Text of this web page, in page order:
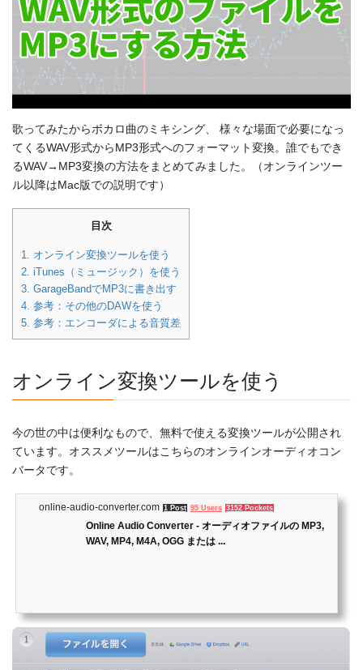
歌ってみたからボカロ曲のミキシング、 様々な場面で必要になっ
てくるWAV形式からMP3形式へのフォーマット変換。誰でもでき
るWAV→MP3変換の方法をまとめてみました。（オンラインツー
ル以降はMac版での説明です）
目次
1.
オンライン変換ツールを使う
2. iTunes（ミュージック）を使う
3. GarageBandでMP3に書き出す
4. 参考：その他のDAWを使う
5. 参考：エンコーダによる音質差
オンライン変換ツールを使う
今の世の中は便利なもので、無料で使える変換ツールが公開され
ています。オススメツールはこちらのオンラインオーディオコン
バータです。
online-audio-converter.com 1 Post 95 Users 3152 Pockets
Online Audio Converter - オーディオファイルの MP3,
WAV, MP4, M4A, OGG または ...